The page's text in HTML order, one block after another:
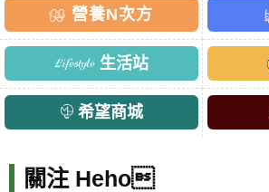
營養N次方
生活站
希望商城
關注 Heho